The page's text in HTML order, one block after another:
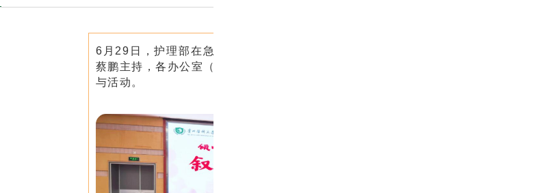
6月29日，护理部在急诊四楼会议室举办2026年叙事护理分享会，由护理部副主
蔡鹏主持，各办公室（副）科长、科护士长、护士长及临床护理骨干共计100余人
与活动。